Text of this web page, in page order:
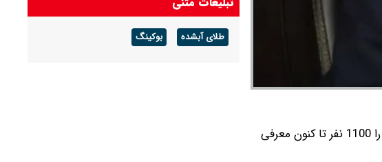
سعید اوحدی رئیس بنیاد شهید و امور ایثارگران آمار شهدای حمله اسرائیل به ایران را 1100 نفر تا کنون معرفی
حاجی‌دلیگانی:دولت لایحه کنوانسیون دریای خزر را
به مجلس بدهد با همکاری نمایندگان انقلابی آن را
طلای آبشده بوکینگ